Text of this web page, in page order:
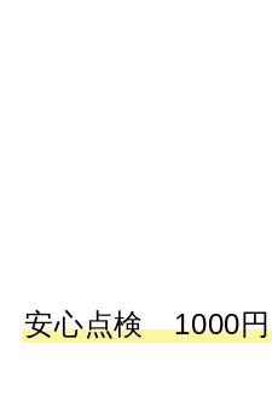
安心点検 1000円